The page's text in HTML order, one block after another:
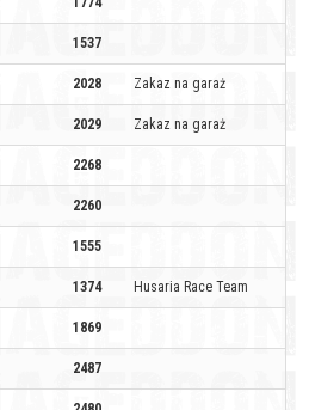
1537
2028 Zakaz na garaż
2029 Zakaz na garaż
2268
2260
1555
1374 Husaria Race Team
1869
2487